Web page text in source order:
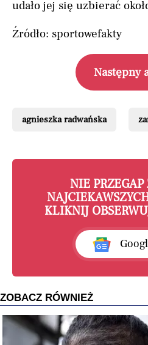
udało jej się uzbierać
Źródło: sportowefakty
Następny
agnieszka radwańska
NIE
KLIKNIJ
ZOBACZ RÓWNIEŻ